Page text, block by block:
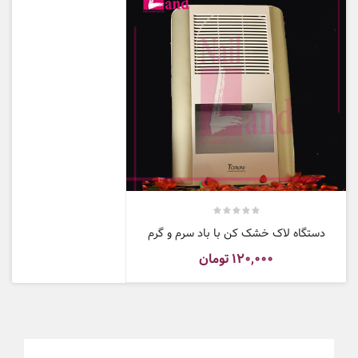
سرد و گرم
دستگاه لاک خشک کن با باد سرم و گرم
۱۲۰,۰۰۰تومان